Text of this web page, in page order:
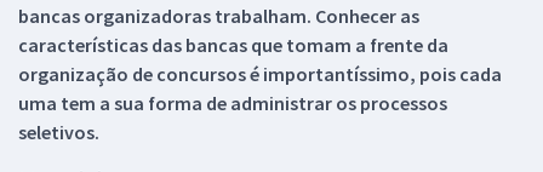
bancas organizadoras trabalham. Conhecer as
características das bancas que tomam a frente da
organização de concursos é importantíssimo, pois cada
uma tem a sua forma de administrar os processos
seletivos.